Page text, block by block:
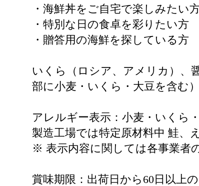
・海鮮丼をご自宅で楽しみたい
・特別な日の食卓を彩りたい方
・贈答用の海鮮を探している方
いくら（ロシア、アメリカ）、
部に小麦・いくら・大豆を含む）
アレルギー表示：小麦・いくら
製造工場では特定原材料中 鮭、
※ 表示内容に関しては各事業者
賞味期限：出荷日から60日以上